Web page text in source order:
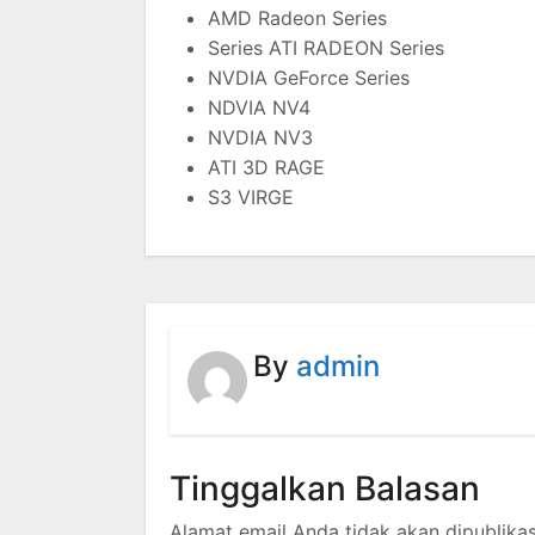
AMD Radeon Series
Series ATI RADEON Series
NVDIA GeForce Series
NDVIA NV4
NVDIA NV3
ATI 3D RAGE
S3 VIRGE
By admin
Tinggalkan Balasan